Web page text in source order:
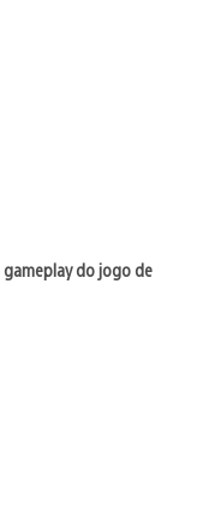
gameplay do jogo de